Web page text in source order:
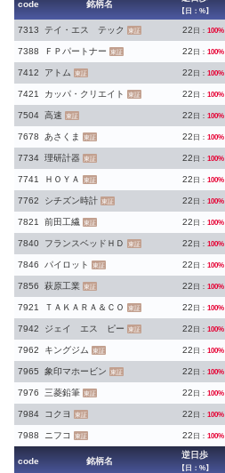
code 銘柄名
【日：%】
7313
テイ・エス テック 東証 22 日： 100%
7388 ＦＰパートナー 東証 22 日： 100%
7412 アトム 東証 22 日： 100%
7421 カッパ・クリエイト 東証 22 日： 100%
7504 高速 東証 22 日： 100%
7678 あさくま 東証 22 日： 100%
7734 理研計器 東証 22 日： 100%
7741 ＨＯＹＡ 東証 22 日： 100%
7762 シチズン時計 東証 22 日： 100%
7821 前田工繊 東証 22 日： 100%
7840 フランスベッドＨＤ 東証 22 日： 100%
7846 パイロット 東証 22 日： 100%
7856 萩原工業 東証 22 日： 100%
7921 ＴＡＫＡＲＡ＆ＣＯ 東証 22 日： 100%
7942 ジェイ エス ピー 東証 22 日： 100%
7962 キングジム 東証 22 日： 100%
7965 象印マホービン 東証 22 日： 100%
7976 三菱鉛筆 東証 22 日： 100%
7984 コクヨ 東証 22 日： 100%
7988 ニフコ 東証 22 日： 100%
code 銘柄名
逆日歩
【日：%】